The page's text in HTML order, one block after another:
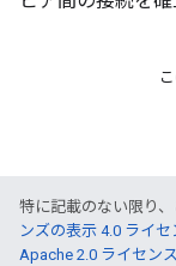
特に記載のない限り
ンズの表示 4.0 ライセ
Apache 2.0 ライセンス